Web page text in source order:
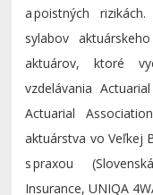
a poistných
sylabovaktuárskeho
aktuárov, ktoré
vzdelávania Actuarial
Actuarial
aktuárstva vo Veľkej
s praxou
Insurance,UNIQA